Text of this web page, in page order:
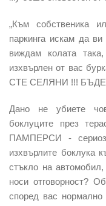
„Към собственика
паркинга искам да
виждам колата
изхвърлен от вас
СТЕ СЕЛЯНИ !!!
Дано не убиете
боклуците през
ПАМПЕРСИ -
изхвърлите боклука
стъкло на
носи отговорност?
според вас